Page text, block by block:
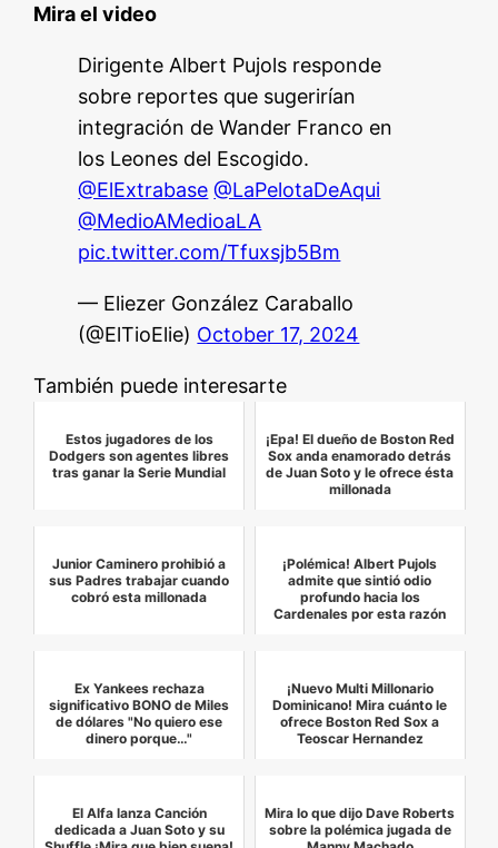
Mira el video
Dirigente Albert Pujols responde
sobre reportes que sugerirían
integración de Wander Franco en
los Leones del Escogido.
@ElExtrabase @LaPelotaDeAqui
@MedioAMedioaLA
pic.twitter.com/Tfuxsjb5Bm
— Eliezer González Caraballo
(@ElTioElie) October 17, 2024
También puede interesarte
Estos jugadores de los
Dodgers son agentes libres
tras ganar la Serie Mundial
¡Epa! El dueño de Boston Red
Sox anda enamorado detrás
de Juan Soto y le ofrece ésta
millonada
Junior Caminero prohibió a
sus Padres trabajar cuando
cobró esta millonada
¡Polémica! Albert Pujols
admite que sintió odio
profundo hacia los
Cardenales por esta razón
Ex Yankees rechaza
significativo BONO de Miles
de dólares "No quiero ese
dinero porque…"
¡Nuevo Multi Millonario
Dominicano! Mira cuánto le
ofrece Boston Red Sox a
Teoscar Hernandez
El Alfa lanza Canción
dedicada a Juan Soto y su
Mira lo que dijo Dave Roberts
sobre la polémica jugada de